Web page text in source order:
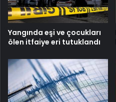
Yangında eşi ve çocukları
ölen itfaiye eri tutuklandı